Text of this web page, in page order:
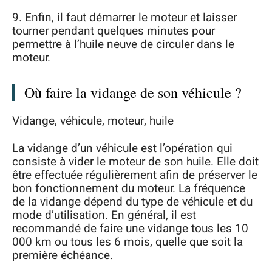
9. Enfin, il faut démarrer le moteur et laisser
tourner pendant quelques minutes pour
permettre à l’huile neuve de circuler dans le
moteur.
Où faire la vidange de son véhicule ?
Vidange, véhicule, moteur, huile
La vidange d’un véhicule est l’opération qui
consiste à vider le moteur de son huile. Elle doit
être effectuée régulièrement afin de préserver le
bon fonctionnement du moteur. La fréquence
de la vidange dépend du type de véhicule et du
mode d’utilisation. En général, il est
recommandé de faire une vidange tous les 10
000 km ou tous les 6 mois, quelle que soit la
première échéance.